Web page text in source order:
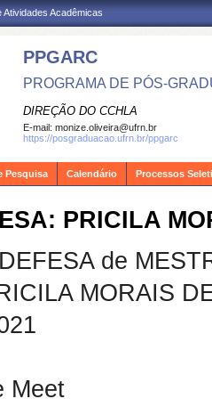
Acadêmicas
PPGARC
PROGRAMA DE PÓS-
DIREÇÃO DO CCHLA
E-mail: monize.oliveira@ufrn.br
https://posgraduacao.ufrn.br/ppgarc
Pesquisa Calendário Processos
PRICILA
de
MORAIS
Meet